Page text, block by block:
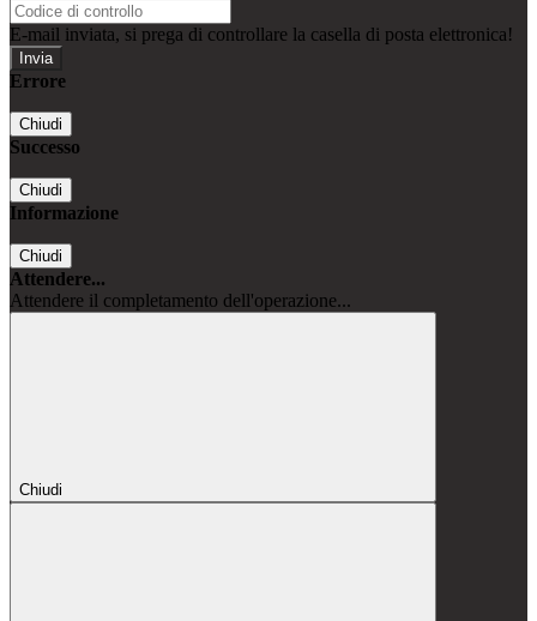
E-mail inviata, si prega di controllare la casella di posta elettronica!
Errore
Chiudi
Successo
Chiudi
Informazione
Chiudi
Attendere...
Attendere il completamento dell'operazione...
Chiudi